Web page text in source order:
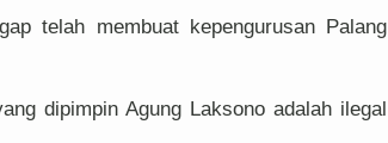
telah membuat kepengurusan Palang
dipimpin Agung Laksono adalah ilegal